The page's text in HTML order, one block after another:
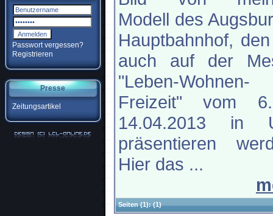
Passwort vergessen?
Registrieren
Presse
Zeitungsartikel
Modell des
Hauptbahnhof,
auch auf der
"Leben-Wohnen-
Freizeit" vom
14.04.2013 in
präsentieren
Hier das ...
Seiten(1):(1)